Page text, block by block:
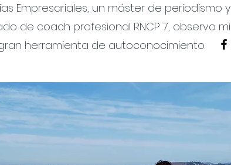
Empresariales, un máster de periodismo y
de coach profesional RNCP 7, observo mi
herramienta de autoconocimiento.